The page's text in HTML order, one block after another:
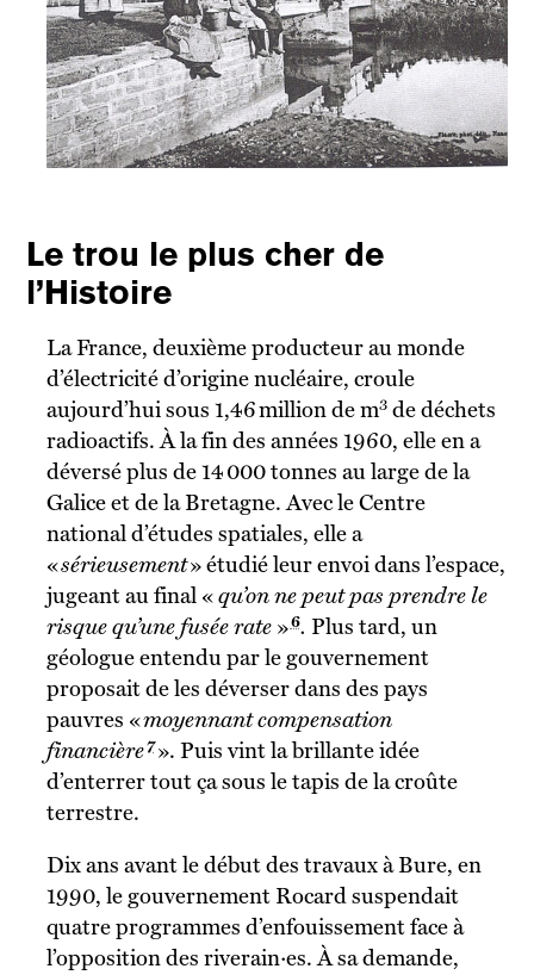
Le trou le plus cher de
l’Histoire
La France, deuxième producteur au monde
d’électricité d’origine nucléaire, croule
aujourd’hui sous 1,46 million de m3de déchets
radioactifs. À la fin des années 1960, elle en a
déversé plus de 14 000 tonnes au large de la
Galice et de la Bretagne. Avec le Centre
national d’études spatiales, elle a
«sérieusement» étudié leur envoi dans l’espace,
jugeant au final «qu’on ne peut pas prendre le
risque qu’une fusée rate »6. Plus tard, un
géologue entendu par le gouvernement
proposait de les déverser dans des pays
pauvres «moyennant compensation
financière7». Puis vint la brillante idée
d’enterrer tout ça sous le tapis de la croûte
terrestre.
Dix ans avant le début des travaux à Bure, en
1990, le gouvernement Rocard suspendait
quatre programmes d’enfouissement face à
l’opposition des riverain·es. À sa demande,